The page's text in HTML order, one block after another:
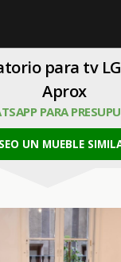
para tv
Aprox
PARA
UN MUEBLE
order by Orden